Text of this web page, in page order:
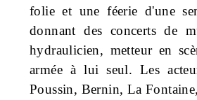
folie et une féerie d'une
donnant des concerts de
hydraulicien, metteur en
armée à lui seul. Les
Poussin, Bernin, La